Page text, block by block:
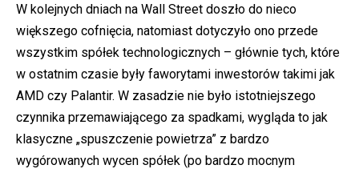
W kolejnych dniach na Wall Street doszło do nieco
większego cofnięcia, natomiast dotyczyło ono przede
wszystkim spółek technologicznych – głównie tych, które
w ostatnim czasie były faworytami inwestorów takimi jak
AMD czy Palantir. W zasadzie nie było istotniejszego
czynnika przemawiającego za spadkami, wygląda to jak
klasyczne „spuszczenie powietrza” z bardzo
wygórowanych wycen spółek (po bardzo mocnym